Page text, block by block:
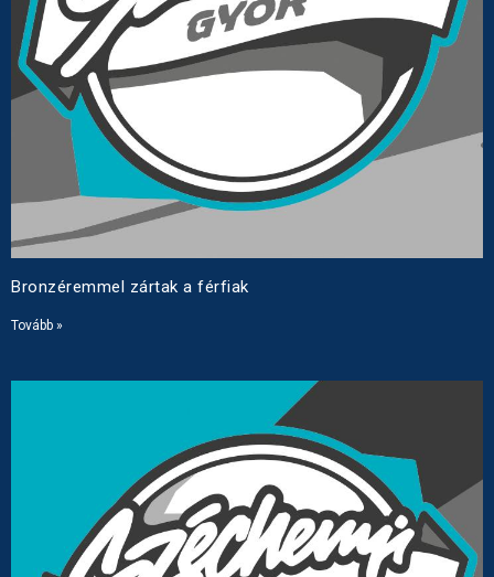
Bronzéremmel zártak a férfiak
Tovább »